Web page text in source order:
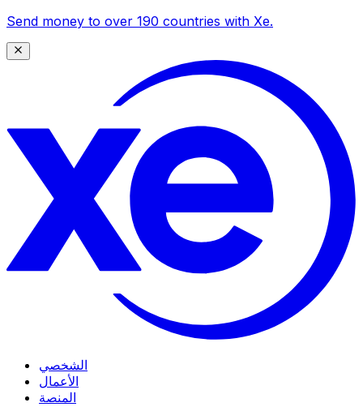
Send money to over 190 countries with Xe.
الشخصي
الأعمال
المنصة